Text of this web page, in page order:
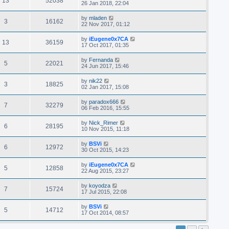
26 Jan 2018, 22:04
3 16162 by mladen
22 Nov 2017, 01:12
13 36159 by iEugene0x7CA
17 Oct 2017, 01:35
5 22021 by Fernanda
24 Jun 2017, 15:46
3 18825 by nik22
02 Jan 2017, 15:08
7 32279 by paradox666
06 Feb 2016, 15:55
6 28195 by Nick_Rimer
10 Nov 2015, 11:18
6 12972 by BSVi
30 Oct 2015, 14:23
5 12858 by iEugene0x7CA
22 Aug 2015, 23:27
7 15724 by koyodza
17 Jul 2015, 22:08
5 14712 by BSVi
17 Oct 2014, 08:57